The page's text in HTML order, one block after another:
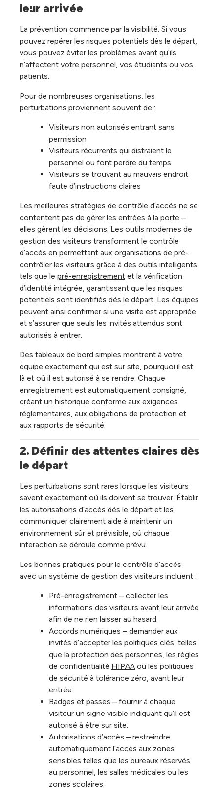
leur arrivée
La prévention commence par la visibilité. Si vous
pouvez repérer les risques potentiels dès le départ,
vous pouvez éviter les problèmes avant qu’ils
n’affectent votre personnel, vos étudiants ou vos
patients.
Pour de nombreuses organisations, les
perturbations proviennent souvent de :
Visiteurs non autorisés entrant sans
permission
Visiteurs récurrents qui distraient le
personnel ou font perdre du temps
Visiteurs se trouvant au mauvais endroit
faute d’instructions claires
Les meilleures stratégies de contrôle d’accès ne se
contentent pas de gérer les entrées à la porte –
elles gèrent les décisions. Les outils modernes de
gestion des visiteurs transforment le contrôle
d’accès en permettant aux organisations de pré-
contrôler les visiteurs grâce à des outils intelligents
tels que le pré-enregistrement et la vérification
d’identité intégrée, garantissant que les risques
potentiels sont identifiés dès le départ. Les équipes
peuvent ainsi confirmer si une visite est appropriée
et s’assurer que seuls les invités attendus sont
autorisés à entrer.
Des tableaux de bord simples montrent à votre
équipe exactement qui est sur site, pourquoi il est
là et où il est autorisé à se rendre. Chaque
enregistrement est automatiquement consigné,
créant un historique conforme aux exigences
réglementaires, aux obligations de protection et
aux rapports de sécurité.
2. Définir des attentes claires dès
le départ
Les perturbations sont rares lorsque les visiteurs
savent exactement où ils doivent se trouver. Établir
les autorisations d’accès dès le départ et les
communiquer clairement aide à maintenir un
environnement sûr et prévisible, où chaque
interaction se déroule comme prévu.
Les bonnes pratiques pour le contrôle d’accès
avec un système de gestion des visiteurs incluent :
Pré-enregistrement – collecter les
informations des visiteurs avant leur arrivée
afin de ne rien laisser au hasard.
Accords numériques – demander aux
invités d’accepter les politiques clés, telles
que la protection des personnes, les règles
de confidentialité HIPAA ou les politiques
de sécurité à tolérance zéro, avant leur
entrée.
Badges et passes – fournir à chaque
visiteur un signe visible indiquant qu’il est
autorisé à être sur site.
Autorisations d’accès – restreindre
automatiquement l’accès aux zones
sensibles telles que les bureaux réservés
au personnel, les salles médicales ou les
zones scolaires.